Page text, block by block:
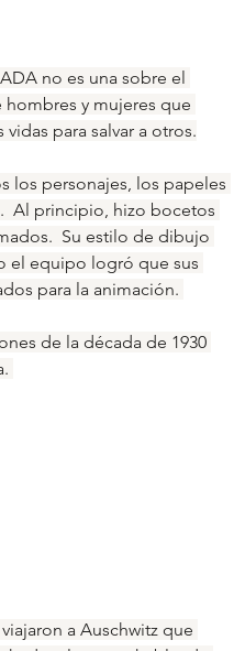
no es una sobre el
y mujeres que
para salvar a otros.
los personajes, los papeles
Al principio, hizo bocetos
Su estilo de dibujo
el equipo logró que sus
para la animación.
de la década de 1930
a Auschwitz que